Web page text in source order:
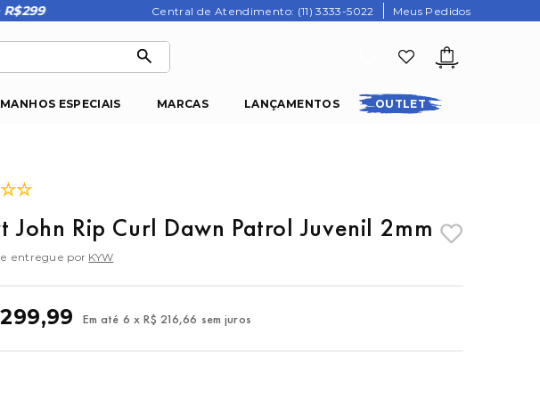
R$299 Central de Atendimento: (11) 3333-5022 Meus Pedidos
ESPECIAIS MARCAS LANÇAMENTOS OUTLET
☆☆
John Rip Curl Dawn Patrol Juvenil 2mm
entregue por KYW
299,99 Em até 6 x R$ 216,66 sem juros